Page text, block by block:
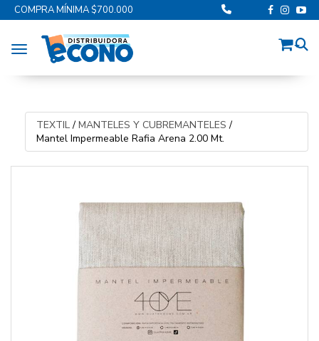
COMPRA MÍNIMA $700.000
Toggle navigation
TEXTIL/ MANTELES Y CUBREMANTELES /
Mantel Impermeable Rafia Arena 2.00 Mt.